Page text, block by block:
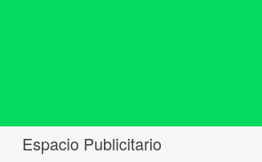
Espacio Publicitario